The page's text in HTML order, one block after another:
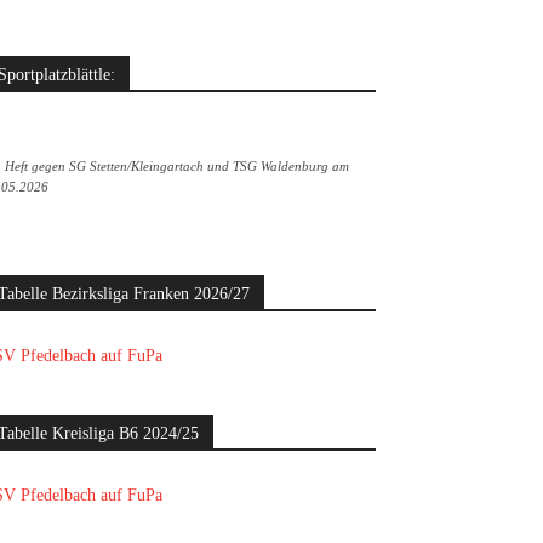
Sportplatzblättle:
Heft gegen SG Stetten/Kleingartach und TSG Waldenburg am
Bezirksliga Franken 2026/27
Pfedelbach auf FuPa
Kreisliga B6 2024/25
Pfedelbach auf FuPa